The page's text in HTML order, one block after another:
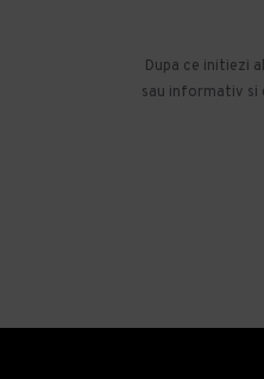
Dupa ce initiezi
sau informativ si